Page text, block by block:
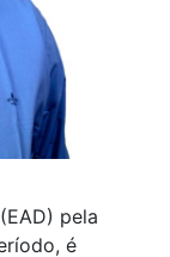
pela
é